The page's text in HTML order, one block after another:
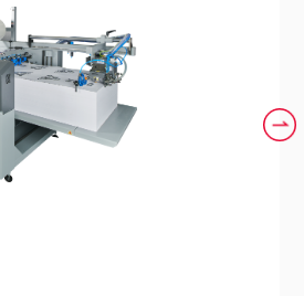
L3,410×W1,020×H1,646㎜
0.6MPa 65L/分
オートスタッカー、エアシャフト、除
電ユニット、
10.5kVA
60A
3相 400V AC
878 kg